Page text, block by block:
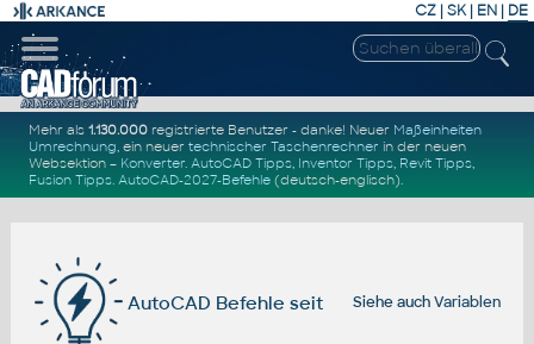
CZ | SK| EN | DE
Mehr als1.130.000 registrierte Benutzer - danke! Neuer Maßeinheiten
Umrechnung, ein neuertechnischer Taschenrechner in der neuen
Websektion – Konverter.AutoCAD Tipps, Inventor Tipps, Revit Tipps,
Fusion Tipps.AutoCAD-2027-Befehle (deutsch-englisch).
Siehe auchVariablen
AutoCAD Befehle seit